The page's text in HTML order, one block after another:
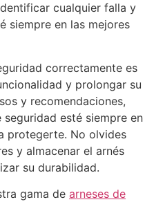
cualquier falla y
siempre en las mejores
correctamente es
y prolongar su
y recomendaciones,
esté siempre en
protegerte. No olvides
y almacenar el arnés
su durabilidad.
gama de arneses de